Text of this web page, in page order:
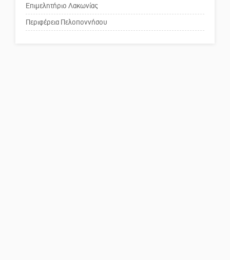
Το δικό σας σχόλιο: Παράδειγμα
κοινωνικής αναισθησίας
Επιμελητήριο Λακωνίας
Περιφέρεια Πελοποννήσου